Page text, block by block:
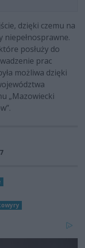
dzięki czemu na
posłuży do
prac
możliwa dzięki
„Mazowiecki